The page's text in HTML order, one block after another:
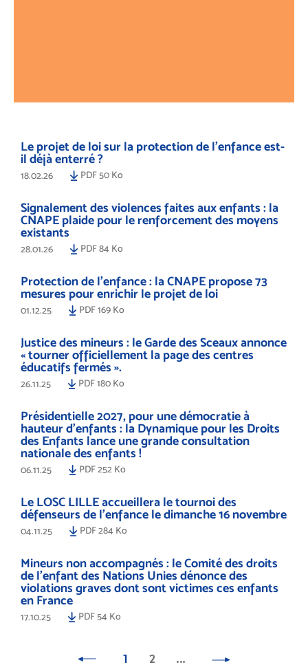
Le projet de loi sur la protection de l’enfance est-
il déjà enterré ?
18.02.26 PDF 50 Ko
Signalement des violences faites aux enfants : la
CNAPE plaide pour le renforcement des moyens
existants
28.01.26 PDF 84 Ko
Protection de l’enfance : la CNAPE propose 73
mesures pour enrichir le projet de loi
01.12.25 PDF 169 Ko
Justice des mineurs : le Garde des Sceaux annonce
« tourner officiellement la page des centres
éducatifs fermés ».
26.11.25 PDF 180 Ko
Présidentielle 2027, pour une démocratie à
hauteur d’enfants : la Dynamique pour les Droits
des Enfants lance une grande consultation
nationale des enfants !
06.11.25 PDF 252 Ko
Le LOSC LILLE accueillera le tournoi des
défenseurs de l'enfance le dimanche 16 novembre
04.11.25 PDF 284 Ko
Mineurs non accompagnés : le Comité des droits
de l’enfant des Nations Unies dénonce des
violations graves dont sont victimes ces enfants
en France
17.10.25 PDF 54 Ko
1 2 …